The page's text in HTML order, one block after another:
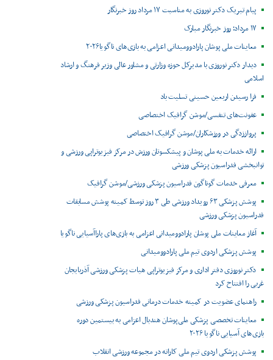
پیام تبریک دکتر نوروزی به مناسبت ۱۷ مرداد روز خبرنگار
۱۷ مرداد؛ روز خبرنگار مبارک
معاینات ملی پوشان پارادوومیدانی اعزامی به بازی‌های ناگویا۲۰۲۶
دیدار دکتر نوروزی با مدیرکل حوزه وزارتی و مشاور عالی وزیر فرهنگ و ارشاد
اسلامی
فرا رسیدن اربعین حسینی تسلیت باد
عفونت‌های تنفسی/موشن گرافیک اختصاصی
پرواززدگی در ورزشکاران/موشن گرافیک اختصاصی
ارائه خدمات به ملی پوشان و پیشکسوتان ورزش در مرکز فیزیوتراپی ورزشی و
توانبخشی فدراسیون پزشکی ورزشی
معرفی خدمات گوناگون فدراسیون پزشکی ورزشی/موشن گرافیک
پوشش پزشکی ۶۳ رویداد ورزشی طی ۳ روز توسط کمیته پوشش مسابقات
فدراسیون پزشکی ورزشی
آغاز معاینات ملی پوشان پارادوومیدانی اعزامی به بازی‌های پاراآسیایی ناگویا
پوشش پزشکی اردوی تیم ملی پارادوومیدانی
دکتر نوروزی دفتر اداری و مرکز فیزیوتراپی هیات پزشکی ورزشی آذربایجان
غربی را افتتاح کرد
راهنمای عضویت در کمیته خدمات درمانی فدراسیون پزشکی ورزشی
معاینات تخصصی پزشکی ملی‌پوشان هندبال اعزامی به بیستمین دوره
بازی‌های آسیایی ناگویا ۲۰۲۶
پوشش پزشکی اردوی تیم ملی کاراته در مجموعه ورزشی انقلاب